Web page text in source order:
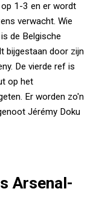
op 1-3 en er wordt
verwacht. Wie
de Belgische
bijgestaan door zijn
De vierde ref is
op het
Er worden zo'n
Jérémy Doku
Arsenal-